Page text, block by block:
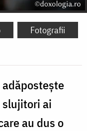
Fotografii
slujitori ai
au dus o